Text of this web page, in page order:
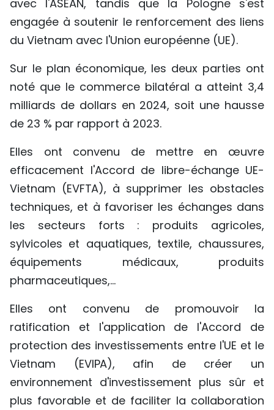
avec l'ASEAN, tandis que la Pologne s'est
engagée à soutenir le renforcement des liens
du Vietnam avec l'Union européenne (UE).
Sur le plan économique, les deux parties ont
noté que le commerce bilatéral a atteint 3,4
milliards de dollars en 2024, soit une hausse
de 23 % par rapport à 2023.
Elles ont convenu de mettre en œuvre
efficacement l'Accord de libre-échange UE-
Vietnam (EVFTA), à supprimer les obstacles
techniques, et à favoriser les échanges dans
les secteurs forts : produits agricoles,
sylvicoles et aquatiques, textile, chaussures,
équipements médicaux, produits
pharmaceutiques,...
Elles ont convenu de promouvoir la
ratification et l'application de l'Accord de
protection des investissements entre l'UE et le
Vietnam (EVIPA), afin de créer un
environnement d'investissement plus sûr et
plus favorable et de faciliter la collaboration